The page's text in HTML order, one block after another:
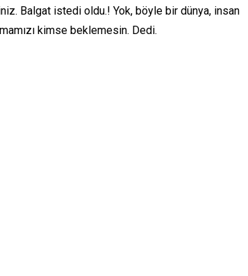
Balgat istedi oldu.! Yok, böyle bir dünya, insan
kimse beklemesin. Dedi.